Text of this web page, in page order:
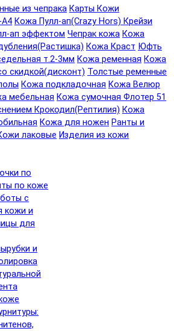
из чепрака Карты Кожи
А4 Кожа Пулл-ап(Crazy Hors) Крейзи
ап эффектом Чепрак кожа Кожа
Кожа Краст Юфть
т.2-3мм Кожа ременная Кожа
скидкой(дисконт) Толстые ременные
Кожа подкладочная Кожа Велюр
мебельная Кожа сумочная Флотер 51
Крокодил(Рептилия) Кожа
Кожа для ножен Ранты и
лаковые Изделия из кожи
по
по коже
с
кожи и
для
и